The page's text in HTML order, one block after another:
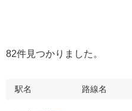
82件見つかりました。
駅名 路線名